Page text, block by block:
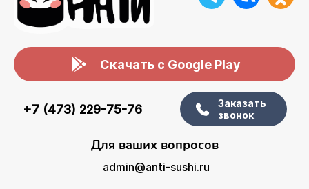
Скачать с Google Play
+7 (473) 229-75-76
Заказать
звонок
Для ваших вопросов
admin@anti-sushi.ru